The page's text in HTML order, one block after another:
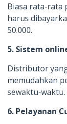
Biasa rata-rata
harus
50.000.
5. Sistem
Distributor
memudahkan
sewaktu-waktu.
6. Pelayanan